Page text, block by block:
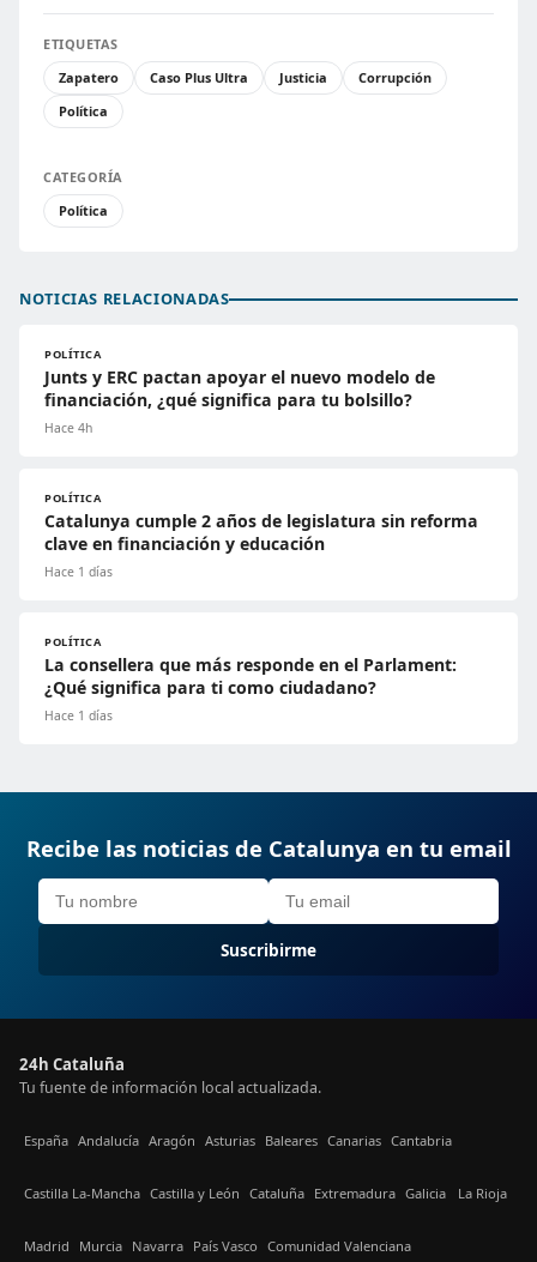
ETIQUETAS
Zapatero
Caso Plus Ultra Justicia
Corrupción
Política
CATEGORÍA
Política
NOTICIAS RELACIONADAS
POLÍTICA
Junts y ERC pactan apoyar el nuevo modelo de
financiación, ¿qué significa para tu bolsillo?
Hace 4h
POLÍTICA
Catalunya cumple 2 años de legislatura sin reforma
clave en financiación y educación
Hace 1 días
POLÍTICA
La consellera que más responde en el Parlament:
¿Qué significa para ti como ciudadano?
Hace 1 días
Recibe las noticias de Catalunya en tu email
Suscribirme
24h Cataluña
Tu fuente de información local actualizada.
España Andalucía Aragón Asturias Baleares Canarias Cantabria
Castilla La-Mancha Castilla y León Cataluña Extremadura Galicia La Rioja
Madrid Murcia Navarra País Vasco Comunidad Valenciana